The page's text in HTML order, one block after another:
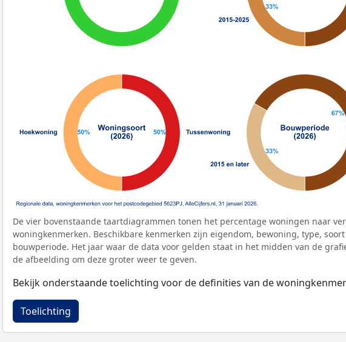
De vier bovenstaande taartdiagrammen tonen het percentage woningen naar
woningkenmerken. Beschikbare kenmerken zijn eigendom, bewoning, type,
bouwperiode. Het jaar waar de data voor gelden staat in het midden van de
de afbeelding om deze groter weer te geven.
Bekijk onderstaande toelichting voor de definities van de
Toelichting